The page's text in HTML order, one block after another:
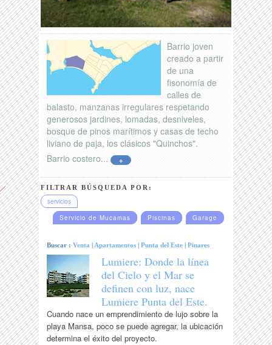
Barrio joven
creado a partir
de una
fisonomía de
calles de
balasto, manzanas irregulares respetando
generosos jardines, lomadas, desniveles,
bosque de pinos marítimos y casas de techo
liviano de paja, los clásicos "Quinchos".
Barrio costero...
+
FILTRAR BÚSQUEDA POR:
servicios
Servicio de Mucamas
Piscinas Garage
Buscar :Venta | Apartamentos |Punta del Este |Pinares
Lumiere: Donde la línea
del Cielo y el Mar se
definen con luz, nace
Lumiere Punta del Este.
Cuando nace un emprendimiento de lujo sobre la
playa Mansa, poco se puede agregar, la ubicación
determina el éxito del proyecto.